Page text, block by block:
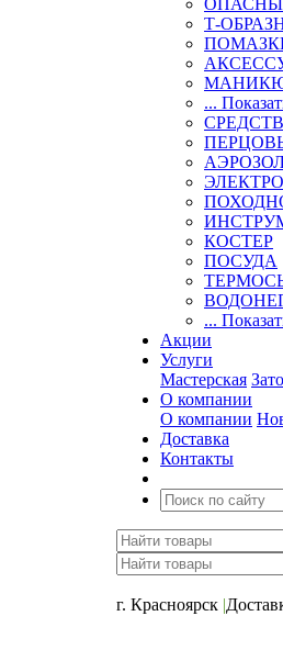
Т-
...
КОСТЕР
ПОСУДА
...
Акции
Услуги
Мастерская
О компании
О компании
Доставка
Контакты
г. Красноярск |